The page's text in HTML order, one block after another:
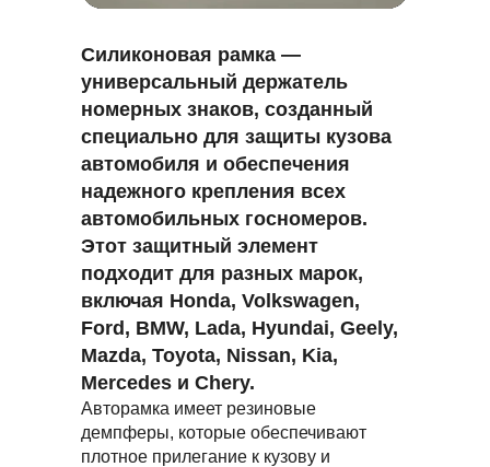
Авторамка имеет резиновые
демпферы, которые обеспечивают
плотное прилегание к кузову и
Силиконовая рамка —
универсальный держатель
номерных знаков, созданный
специально для защиты кузова
автомобиля и обеспечения
надежного крепления всех
автомобильных госномеров.
Этот защитный элемент
подходит для разных марок,
включая Honda, Volkswagen,
Ford, BMW, Lada, Hyundai, Geely,
Mazda, Toyota, Nissan, Kia,
Mercedes и Chery.